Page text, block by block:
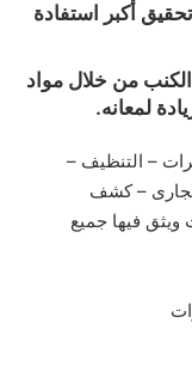
أكبر استفادة
من خلال مواد
لمعانه.
– التنظيف –
– كشف
ويثق فيها جميع